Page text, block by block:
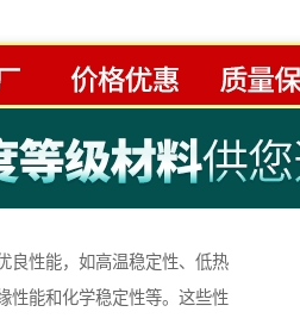
良性能，如高温稳定性、低热
性能和化学稳定性等。这些性